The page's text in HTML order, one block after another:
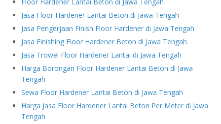
Jasa Floor Hardener Lantai Beton di Jawa Tengah
Jasa Pengerjaan Finish Floor Hardener di Jawa Tengah
Jasa Finishing Floor Hardener Beton di Jawa Tengah
Jasa Trowel Floor Hardener Lantai di Jawa Tengah
Harga Borongan Floor Hardener Lantai Beton di Jawa
Tengah
Sewa Floor Hardener Lantai Beton di Jawa Tengah
Harga Jasa Floor Hardener Lantai Beton Per Meter di Jawa
Tengah